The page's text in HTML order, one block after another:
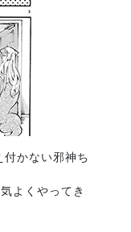
かない邪神ち
よくやってき